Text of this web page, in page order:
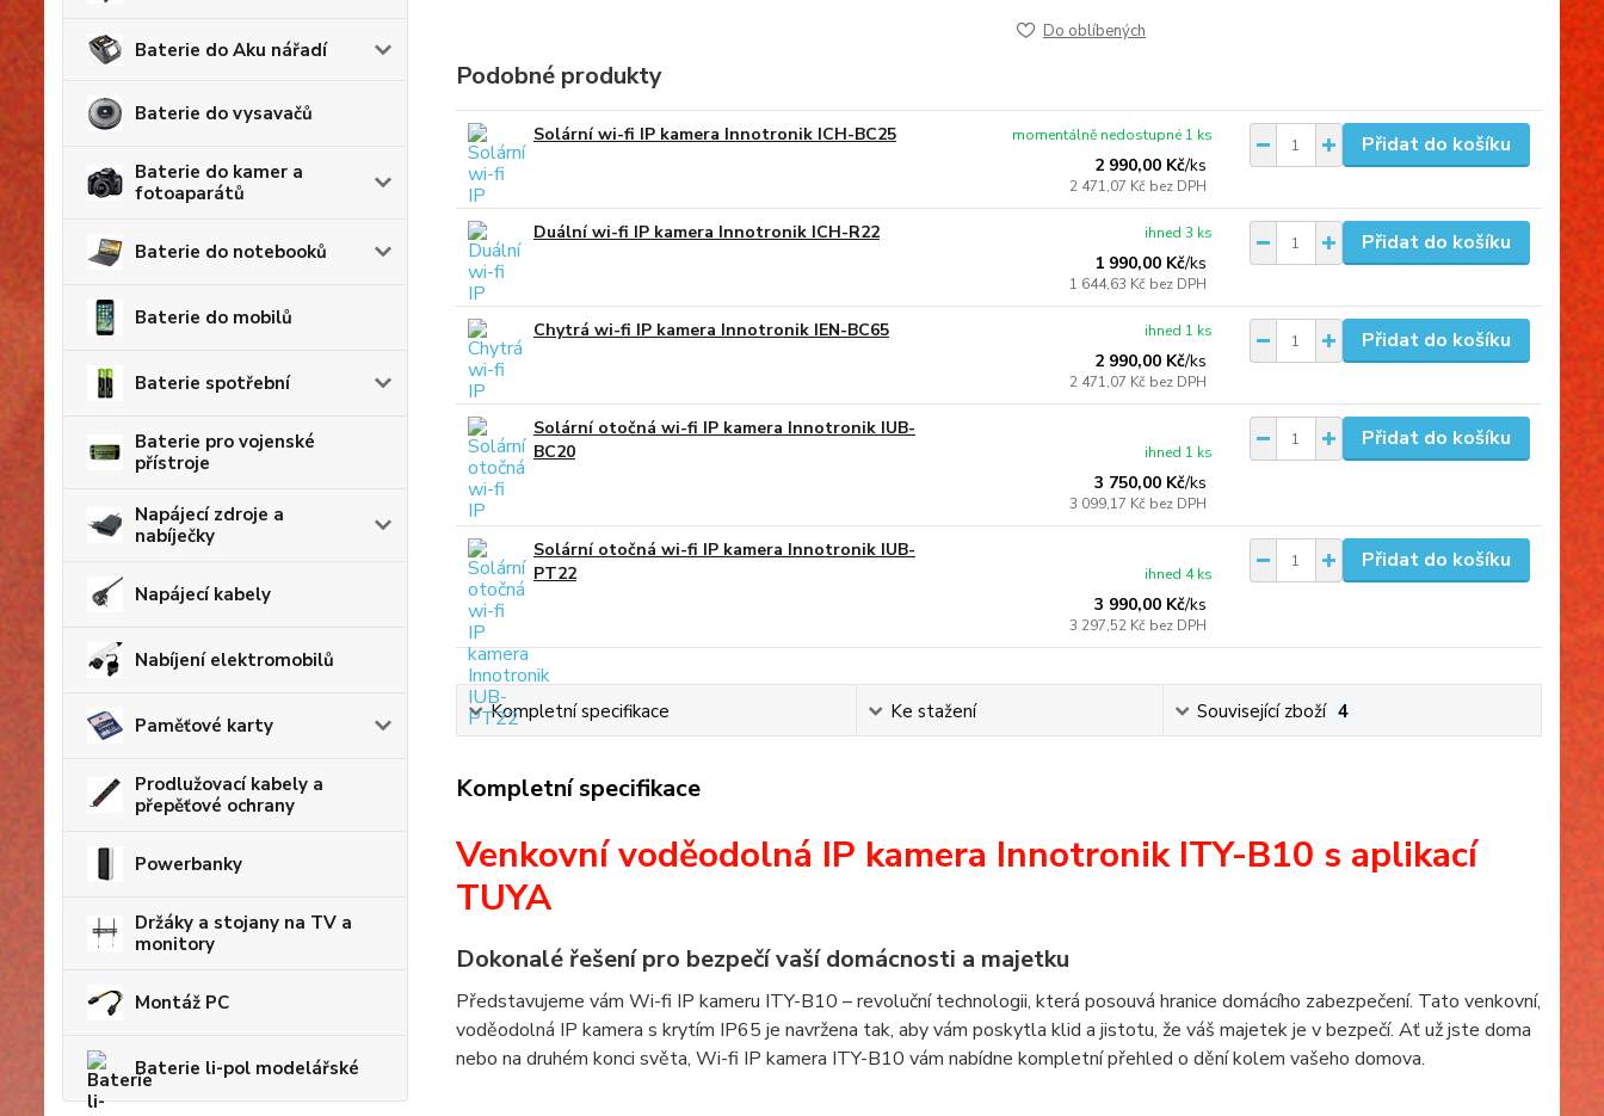
Baterie do Aku nářadí
Baterie do vysavačů
Baterie do kamer a
fotoaparátů
Baterie do notebooků
Baterie do mobilů
Baterie spotřební
Baterie pro vojenské
přístroje
Napájecí zdroje a
nabíječky
Napájecí kabely
Nabíjení elektromobilů
Paměťové karty
Prodlužovací kabely a
přepěťové ochrany
Powerbanky
Držáky a stojany na TV a
monitory
Montáž PC
Baterie li-pol modelářské
Do oblíbených
Podobné produkty
Solární wi-fi IP kamera Innotronik ICH-BC25
2 990,00 Kč/ks
2 471,07 Kč bez DPH
momentálně nedostupné 1 ks Přidat do košíku
Duální wi-fi IP kamera Innotronik ICH-R22
1 990,00 Kč/ks
1 644,63 Kč bez DPH
ihned 3 ks Přidat do košíku
Chytrá wi-fi IP kamera Innotronik IEN-BC65
2 990,00 Kč/ks
2 471,07 Kč bez DPH
ihned 1 ks Přidat do košíku
Solární otočná wi-fi IP kamera Innotronik IUB-
BC20
3 750,00 Kč/ks
3 099,17 Kč bez DPH
ihned 1 ks
Přidat do košíku
Solární otočná wi-fi IP kamera Innotronik IUB-
PT22
3 990,00 Kč/ks
3 297,52 Kč bez DPH
ihned 4 ks
Přidat do košíku
Kompletní specifikace Ke stažení Související zboží 4
Kompletní specifikace
Venkovní voděodolná IP kamera Innotronik ITY-B10 s aplikací
TUYA
Dokonalé řešení pro bezpečí vaší domácnosti a majetku
Představujeme vám Wi-fi IP kameru ITY-B10 – revoluční technologii, která posouvá hranice domácího zabezpečení. Tato venkovní,
voděodolná IP kamera s krytím IP65 je navržena tak, aby vám poskytla klid a jistotu, že váš majetek je v bezpečí. Ať už jste doma
nebo na druhém konci světa, Wi-fi IP kamera ITY-B10 vám nabídne kompletní přehled o dění kolem vašeho domova.